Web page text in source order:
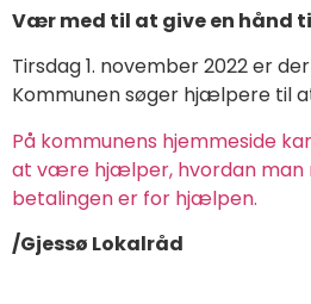
Vær med til at give en hånd
Tirsdag 1. november 2022 er
Kommunen søger hjælpere til
På kommunens hjemmeside
at være hjælper, hvordan man
betalingen er for hjælpen.
/Gjessø Lokalråd